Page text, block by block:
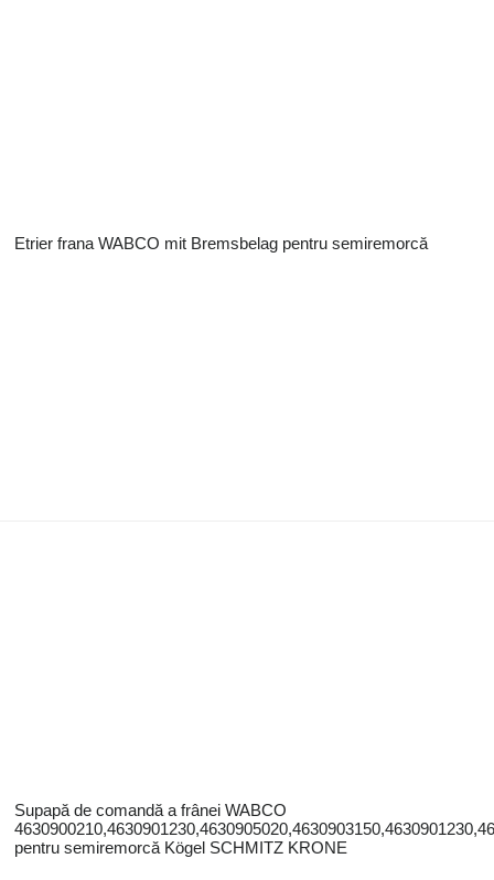
Etrier frana WABCO mit Bremsbelag pentru semiremorcă
Supapă de comandă a frânei WABCO
pentru semiremorcă Kögel SCHMITZ KRONE